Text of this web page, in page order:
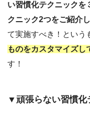
い習慣化テクニックを
クニック2つをご紹介
て実施すべき！という
ものをカスタマイズ
す！
▼頑張らない習慣化